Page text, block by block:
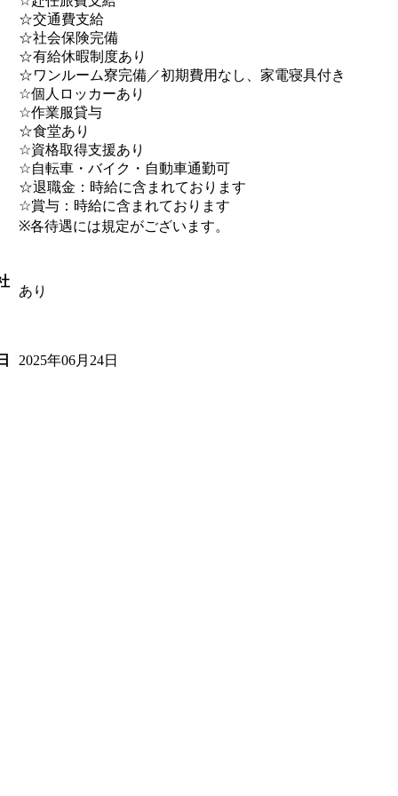
☆交通費支給
☆社会保険完備
☆有給休暇制度あり
☆ワンルーム寮完備／初期費用なし、家電寝具付き
☆個人ロッカーあり
☆作業服貸与
☆食堂あり
☆資格取得支援あり
☆自転車・バイク・自動車通勤可
☆退職金：時給に含まれております
☆賞与：時給に含まれております
※各待遇には規定がございます。
あり
2025年06月24日